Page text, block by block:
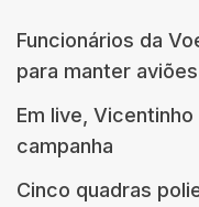
Funcionários da
para manter
Em live,
campanha
Cinco quadras